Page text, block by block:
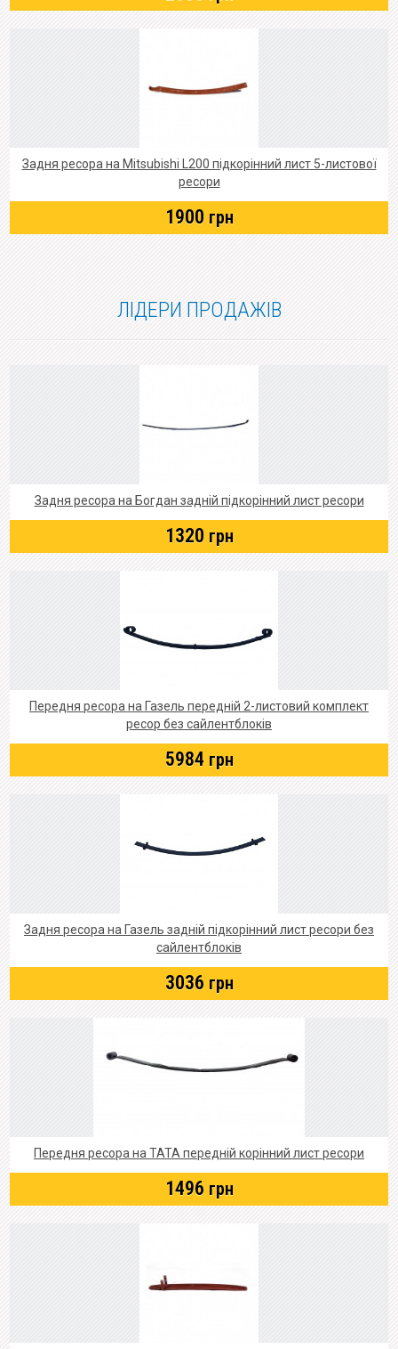
Задня ресора на Mitsubishi L200 підкорінний лист 5-листової
ресори
1900 грн
ЛІДЕРИ ПРОДАЖІВ
Задня ресора на Богдан задній підкорінний лист ресори
1320 грн
Передня ресора на Газель передній 2-листовий комплект
ресор без сайлентблоків
5984 грн
Задня ресора на Газель задній підкорінний лист ресори без
сайлентблоків
3036 грн
Передня ресора на ТАТА передній корінний лист ресори
1496 грн